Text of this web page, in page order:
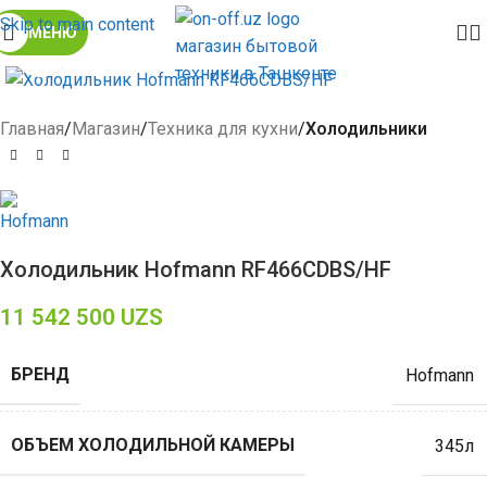
Skip to main content
МЕНЮ
Click to enlarge
Главная Магазин Техника для кухни Холодильники
Холодильник Hofmann RF466CDBS/HF
11 542 500 UZS
БРЕНД Hofmann
ОБЪЕМ ХОЛОДИЛЬНОЙ КАМЕРЫ 345л